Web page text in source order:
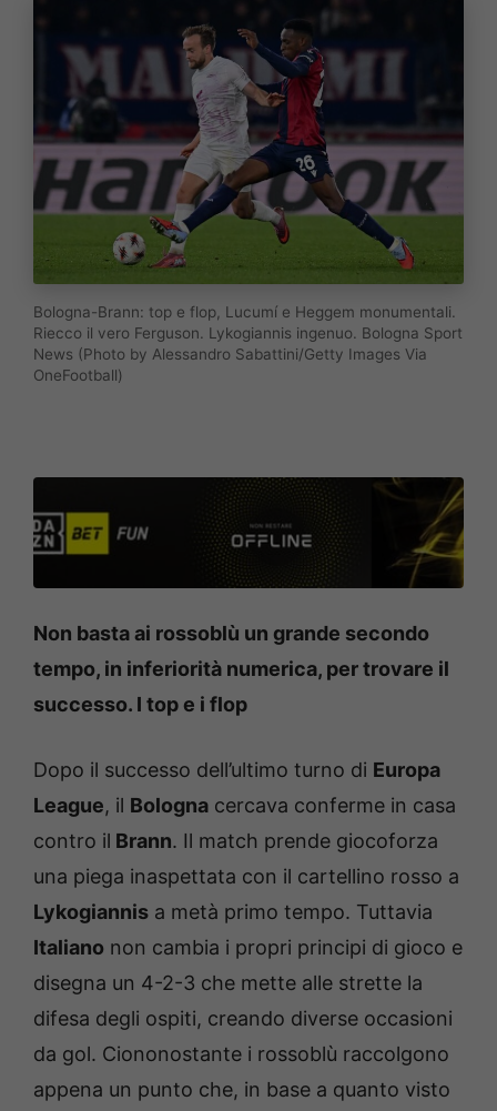
Bologna-Brann: top e flop, Lucumí e Heggem monumentali.
Riecco il vero Ferguson. Lykogiannis ingenuo. Bologna Sport
News (Photo by Alessandro Sabattini/Getty Images Via
OneFootball)
Non basta ai rossoblù un grande secondo
tempo, in inferiorità numerica, per trovare il
successo. I top e i flop
Dopo il successo dell’ultimo turno di Europa
League, il Bologna cercava conferme in casa
contro il Brann. Il match prende giocoforza
una piega inaspettata con il cartellino rosso a
Lykogiannis a metà primo tempo. Tuttavia
Italiano non cambia i propri principi di gioco e
disegna un 4-2-3 che mette alle strette la
difesa degli ospiti, creando diverse occasioni
da gol. Ciononostante i rossoblù raccolgono
appena un punto che, in base a quanto visto